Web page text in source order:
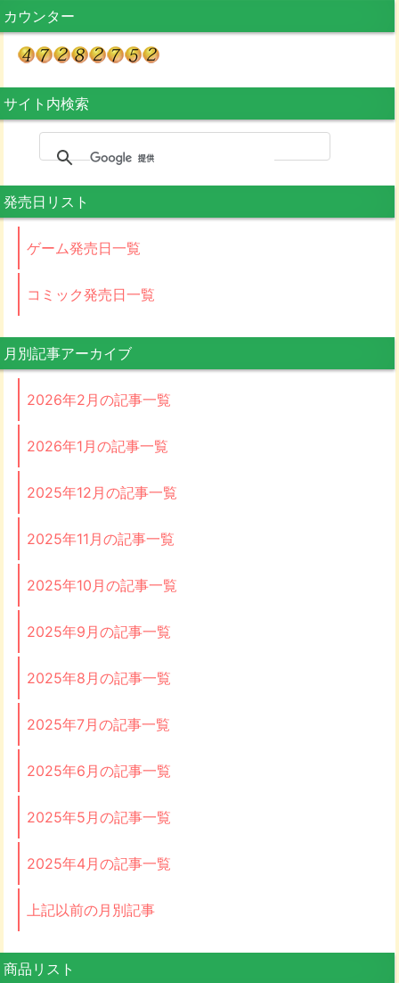
カウンター
サイト内検索
発売日リスト
ゲーム発売日一覧
コミック発売日一覧
月別記事アーカイブ
2026年2月の記事一覧
2026年1月の記事一覧
2025年12月の記事一覧
2025年11月の記事一覧
2025年10月の記事一覧
2025年9月の記事一覧
2025年8月の記事一覧
2025年7月の記事一覧
2025年6月の記事一覧
2025年5月の記事一覧
2025年4月の記事一覧
上記以前の月別記事
商品リスト